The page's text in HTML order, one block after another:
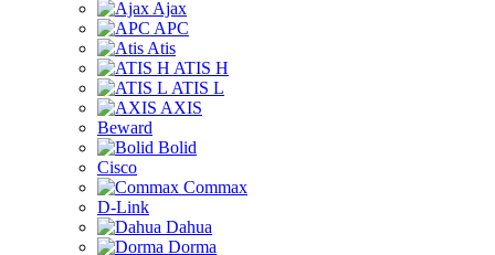
Ajax
APC
Atis
ATIS H
ATIS L
AXIS
Beward
Bolid
Cisco
Commax
D-Link
Dahua
Dorma